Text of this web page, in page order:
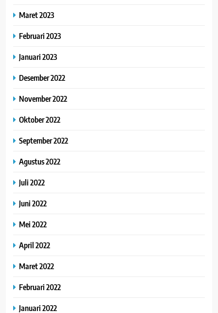
Maret 2023
Februari 2023
Januari 2023
Desember 2022
November 2022
Oktober 2022
September 2022
Agustus 2022
Juli 2022
Juni 2022
Mei 2022
April 2022
Maret 2022
Februari 2022
Januari 2022